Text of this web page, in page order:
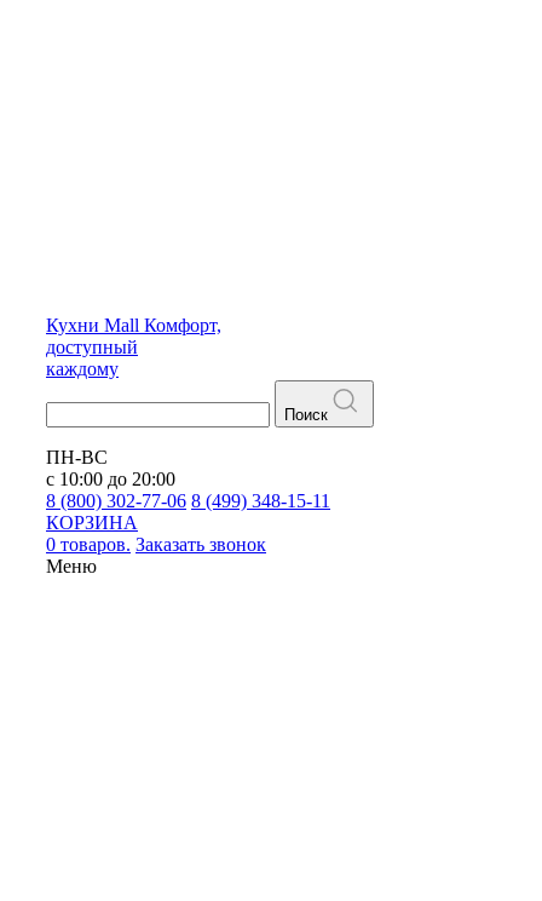
Кухни Mall Комфорт,
доступный
каждому
Поиск
ПН-ВС
с 10:00 до 20:00
8 (800) 302-77-06 8 (499) 348-15-11
КОРЗИНА
0 товаров. Заказать звонок
Меню